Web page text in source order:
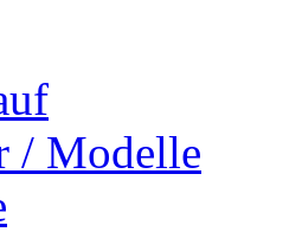
/ Modelle